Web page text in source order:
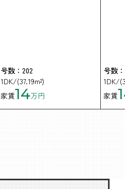
号数：202
1DK/(37.19m²)
家賃14万円
号数
1DK/
家賃